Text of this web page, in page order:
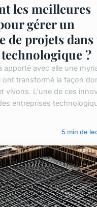
les meilleures
gérer un
de projets dans
?
apporté avec elle une
transformé la façon
vivons. L'une de ces
entreprises
5 min de